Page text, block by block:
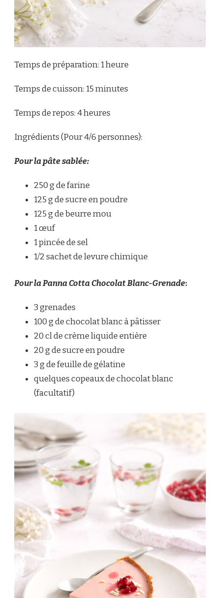
Temps de préparation: 1 heure
Temps de cuisson: 15 minutes
Temps de repos: 4 heures
Ingrédients (Pour 4/6 personnes):
Pour la pâte sablée:
250 g de farine
125 g de sucre en poudre
125 g de beurre mou
1 œuf
1 pincée de sel
1/2 sachet de levure chimique
Pour la Panna Cotta Chocolat Blanc-Grenade:
3 grenades
100 g de chocolat blanc à pâtisser
20 cl de crème liquide entière
20 g de sucre en poudre
3 g de feuille de gélatine
quelques copeaux de chocolat blanc
(facultatif)